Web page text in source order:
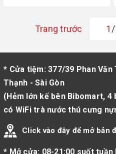
Trang trước 1
* Cửa tiệm: 377/39 Phan
Thạnh - Sài Gòn
(Hẻm lớn kế bên Bibomart, 4
có WiFi trà nước thú cưng
Click vào đây để mở bản
* Mở cửa: 08-21:00 suốt tuần